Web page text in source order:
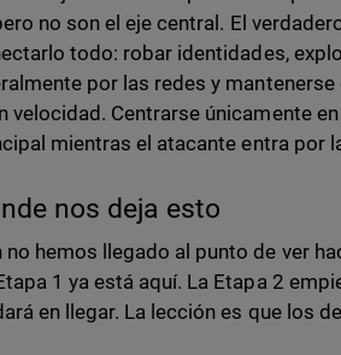
no son el eje central. El
todo: robar identidades,
por las redes y
velocidad. Centrarse únicamente
mientras el atacante entra por
nos deja esto
no hemos llegado al punto de ver
1 ya está aquí. La Etapa 2
en llegar. La lección es que los